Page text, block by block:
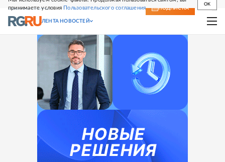
принимаете условия Пользовательского соглашения
OK
СВЕЖИЙ НОМЕР ПОДПИСКА
ЛЕНТА НОВОСТЕЙ